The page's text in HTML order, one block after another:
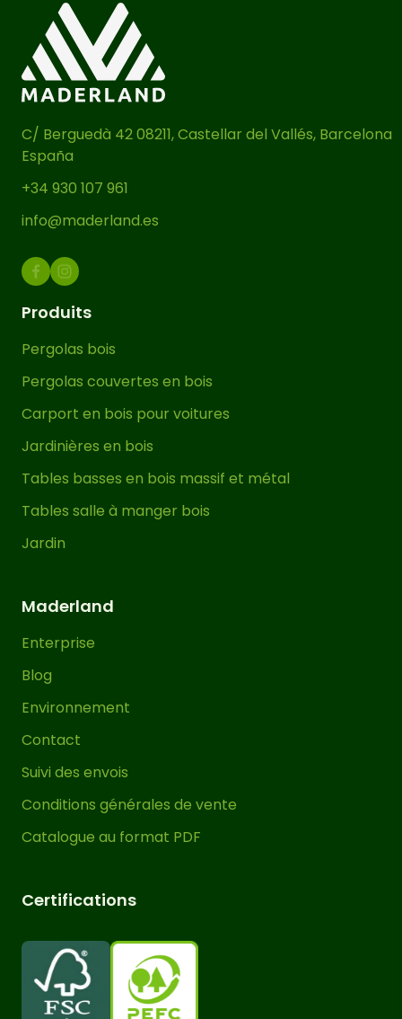
C/ Berguedà 42 08211, Castellar del Vallés, Barcelona
España
+34 930 107 961
info@maderland.es
Produits
Pergolas bois
Pergolas couvertes en bois
Carport en bois pour voitures
Jardinières en bois
Tables basses en bois massif et métal
Tables salle à manger bois
Jardin
Maderland
Enterprise
Blog
Environnement
Contact
Suivi des envois
Conditions générales de vente
Catalogue au format PDF
Certifications